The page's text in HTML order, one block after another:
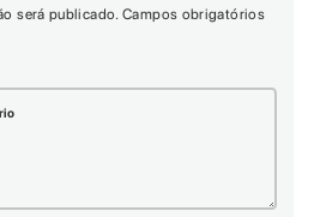
será publicado. Campos obrigatórios